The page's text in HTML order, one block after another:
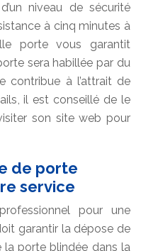
niveau de sécurité
à cinq minutes à
porte vous garantit
sera habillée par du
contribue à l’attrait de
il est conseillé de le
son site web pour
de porte
service
pour une
garantir la dépose de
porte blindée dans la